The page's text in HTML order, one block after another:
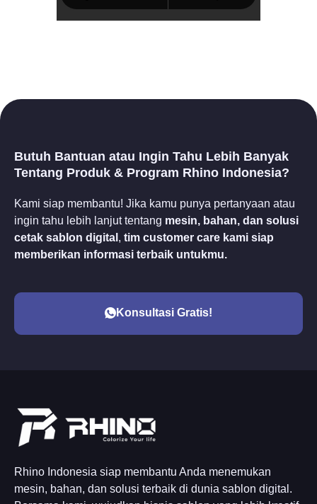
Butuh Bantuan atau Ingin Tahu Lebih Banyak
Tentang Produk & Program Rhino Indonesia?
Kami siap membantu! Jika kamu punya pertanyaan atau
ingin tahu lebih lanjut tentang mesin, bahan, dan solusi
cetak sablon digital , tim customer care kami siap
memberikan informasi terbaik untukmu.
Konsultasi Gratis!
Rhino Indonesia siap membantu Anda menemukan
mesin, bahan, dan solusi terbaik di dunia sablon digital.